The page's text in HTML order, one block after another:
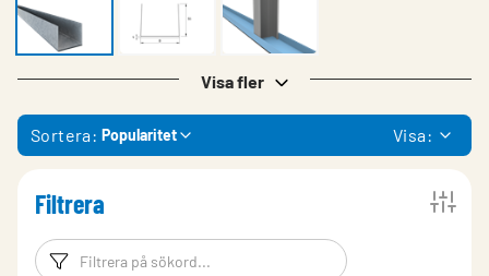
Visa fler
Sortera: Popularitet Visa:
Filtrera
Filtreringsord Filtrera